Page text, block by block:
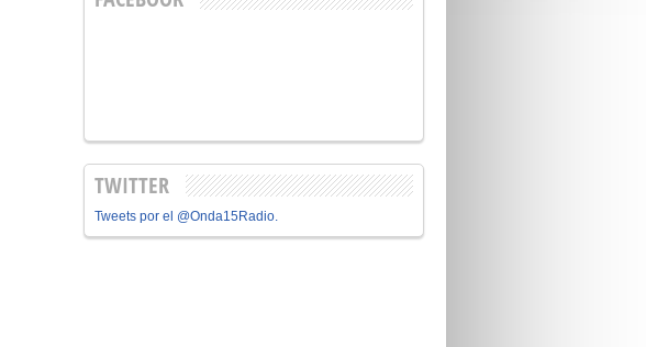
TWITTER
Tweets por el @Onda15Radio.